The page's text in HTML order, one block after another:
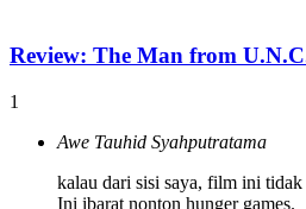
Review: The Man from
1
Awe Tauhid Syahputratama
kalau dari sisi saya, film ini
Ini ibarat nonton hunger games.